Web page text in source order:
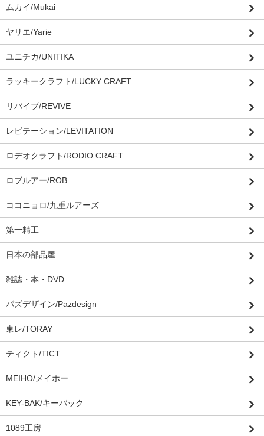
ムカイ/Mukai
ヤリエ/Yarie
ユニチカ/UNITIKA
ラッキークラフト/LUCKY CRAFT
リバイブ/REVIVE
レビテーション/LEVITATION
ロデオクラフト/RODIO CRAFT
ロブルアー/ROB
ココニョロ/九重ルアーズ
第一精工
日本の部品屋
雑誌・本・DVD
パズデザイン/Pazdesign
東レ/TORAY
ティクト/TICT
MEIHO/メイホー
KEY-BAK/キーバック
1089工房